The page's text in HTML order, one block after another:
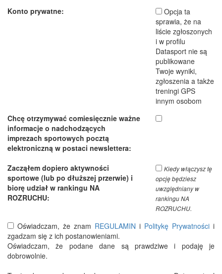
Konto prywatne:
Opcja ta
sprawia, że na
liście zgłoszonych
i w profilu
Datasport nie są
publikowane
Twoje wyniki,
zgłoszenia a także
treningi GPS
innym osobom
Chcę otrzymywać comiesięcznie ważne
informacje o nadchodzących
imprezach sportowych pocztą
elektroniczną w postaci newslettera:
Zacząłem dopiero aktywności
sportowe (lub po dłuższej przerwie) i
biorę udział w rankingu NA
ROZRUCHU:
Kiedy włączysz tę
opcję będziesz
uwzględniany w
rankingu NA
ROZRUCHU.
Oświadczam, że znam REGULAMIN i Politykę Prywatności i
zgadzam się z ich postanowieniami.
Oświadczam, że podane dane są prawdziwe i podaję je
dobrowolnie.